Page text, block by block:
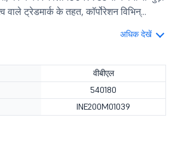
वाले ट्रेडमार्क के तहत, कॉर्पोरेशन विभिन्...
अधिक देखें
वीबीएल
540180
INE200M01039